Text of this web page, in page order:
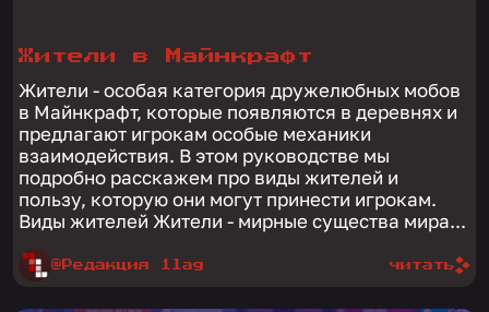
Жители в Майнкрафт
Жители - особая категория дружелюбных мобов
в Майнкрафт, которые появляются в деревнях и
предлагают игрокам особые механики
взаимодействия. В этом руководстве мы
подробно расскажем про виды жителей и
пользу, которую они могут принести игрокам.
Виды жителей Жители - мирные существа мира...
@Редакция 1lag читать